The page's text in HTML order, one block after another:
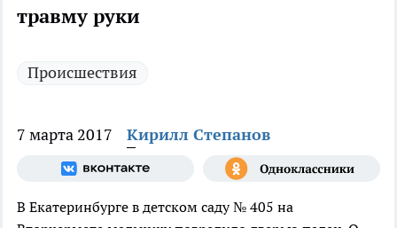
травму руки
Происшествия
7 марта 2017 Кирилл Степанов
В Екатеринбурге в детском саду № 405 на